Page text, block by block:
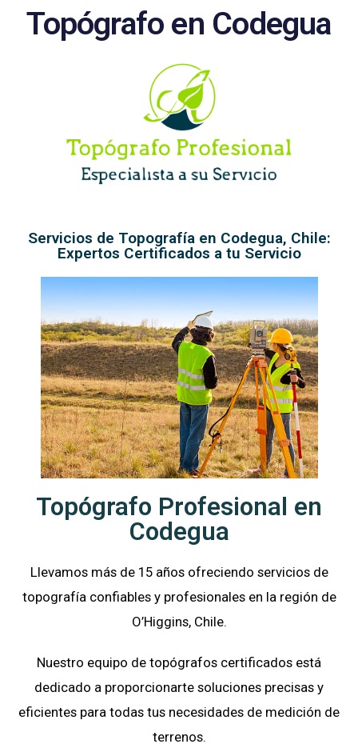
Topógrafo en Codegua
Servicios de Topografía en Codegua, Chile:
Expertos Certificados a tu Servicio
Topógrafo Profesional en
Codegua
Llevamos más de 15 años ofreciendo servicios de
topografía confiables y profesionales en la región de
O’Higgins, Chile.
Nuestro equipo de topógrafos certificados está
dedicado a proporcionarte soluciones precisas y
eficientes para todas tus necesidades de medición de
terrenos.